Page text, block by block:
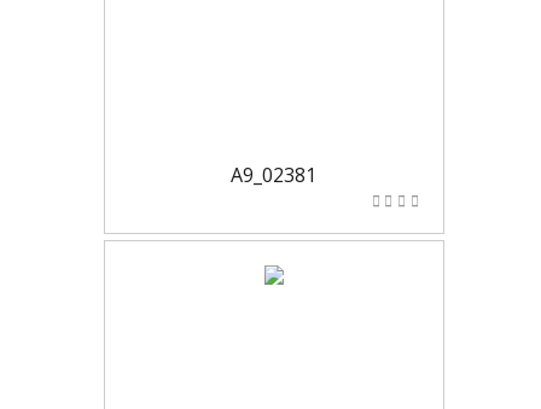
A9_02381